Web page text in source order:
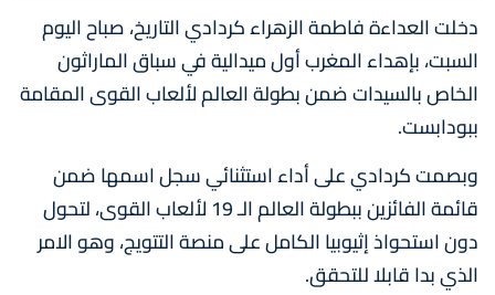
دخلت العداءة فاطمة الزهراء كردادي التاريخ، صباح اليوم
السبت، بإهداء المغرب أول ميدالية في سباق الماراثون
الخاص بالسيدات ضمن بطولة العالم لألعاب القوى المقامة
ببودابست.
وبصمت كردادي على أداء استثنائي سجل اسمها ضمن
قائمة الفائزين ببطولة العالم الـ 19 لألعاب القوى، لتحول
دون استحواذ إثيوبيا الكامل على منصة التتويج، وهو الامر
الذي بدا قابلا للتحقق.